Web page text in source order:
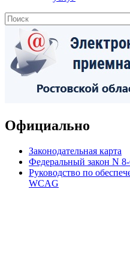
Официально
Законодательная карта
Федеральный закон N
Руководство по
WCAG